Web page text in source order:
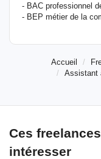
- BAC professionnel
- BEP métier de la
Accueil
Assistant
Ces
intéresser